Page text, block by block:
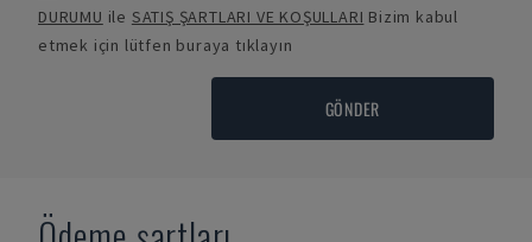
DURUMU ile SATIŞ ŞARTLARI VE KOŞULLARI Bizim kabul
etmek için lütfen buraya tıklayın
GÖNDER